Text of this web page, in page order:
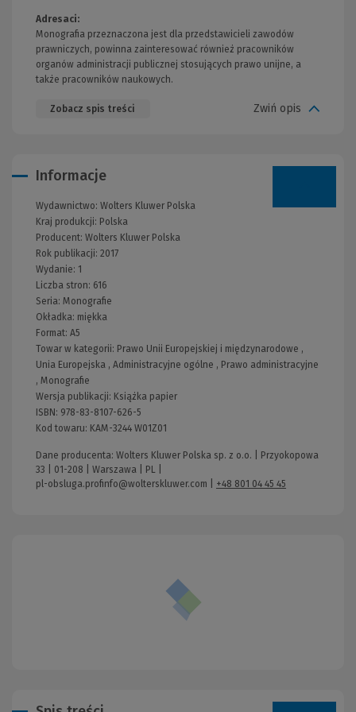
Adresaci:
Monografia przeznaczona jest dla przedstawicieli zawodów
prawniczych, powinna zainteresować również pracowników
organów administracji publicznej stosujących prawo unijne, a
także pracowników naukowych.
Zobacz spis treści Zwiń opis
Informacje
Wydawnictwo: Wolters Kluwer Polska
Kraj produkcji: Polska
Producent: Wolters Kluwer Polska
Rok publikacji: 2017
Wydanie: 1
Liczba stron: 616
Seria: Monografie
Okładka: miękka
Format: A5
Towar w kategorii: Prawo Unii Europejskiej i międzynarodowe ,
Unia Europejska , Administracyjne ogólne , Prawo administracyjne
, Monografie
Wersja publikacji: Książka papier
ISBN: 978-83-8107-626-5
Kod towaru: KAM-3244 W01Z01
Dane producenta: Wolters Kluwer Polska sp. z o.o. | Przyokopowa
33 | 01-208 | Warszawa | PL |
pl-obsluga.profinfo@wolterskluwer.com
+48 801 04 45 45